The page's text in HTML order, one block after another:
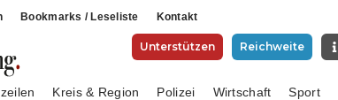
Bookmarks / Leseliste Kontakt
Unterstützen Reichweite
Kreis & Region Polizei Wirtschaft Sport